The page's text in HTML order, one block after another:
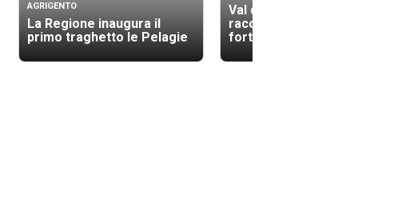
AGRIGENTO
La Regione inaugura il
primo traghetto le Pelagie
Val di Noto 1693: l’INGV
racconta in digitale il più
forte sisma d’Italia